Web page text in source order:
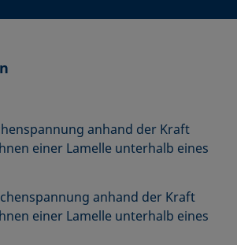
anhand der Kraft
einer Lamelle unterhalb eines
anhand der Kraft
einer Lamelle unterhalb eines